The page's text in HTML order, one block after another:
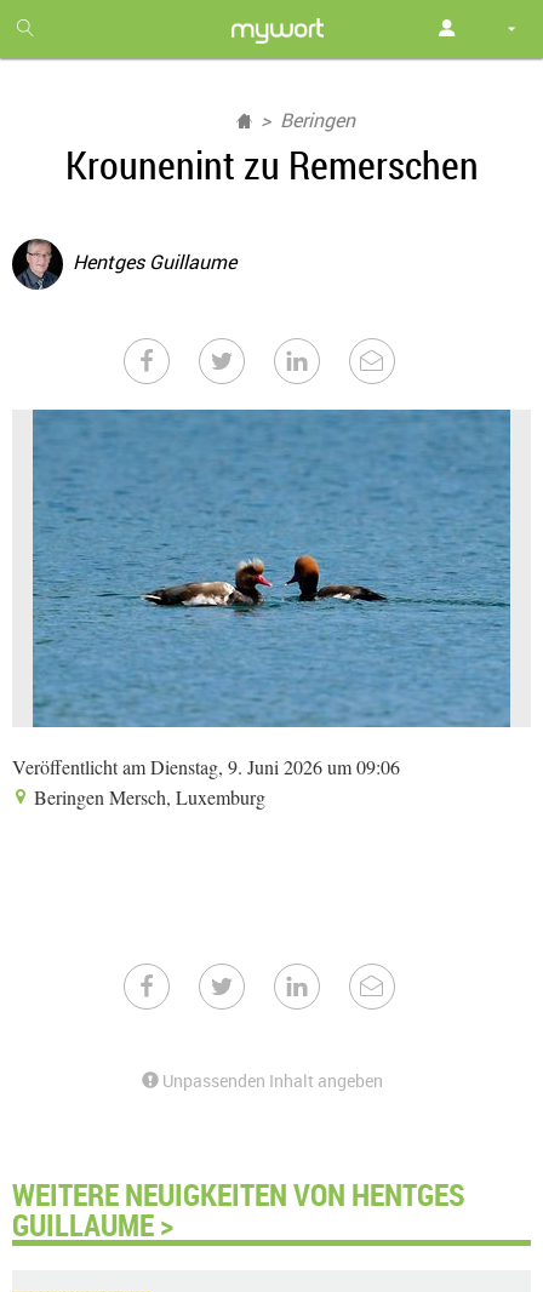
month
free
Beringen
Krounenint zu Remerschen
Hentges Guillaume
Veröffentlicht am Dienstag, 9. Juni 2026 um 09:06
Beringen Mersch, Luxemburg
Unpassenden Inhalt angeben
WEITERE NEUIGKEITEN VON HENTGES
GUILLAUME >